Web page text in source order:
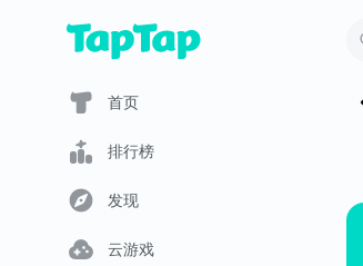
首页
排行榜
发现
云游戏